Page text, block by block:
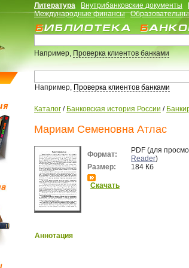
Литература Внутрибанковские документы
Международные финансы
Например,Проверка клиентов банками
Например, Проверка клиентов банками
Каталог / Банковская история России /
Мариам Семеновна Атлас
Формат: PDF (для
Reader)
Размер:
184 Кб
Скачать
Аннотация